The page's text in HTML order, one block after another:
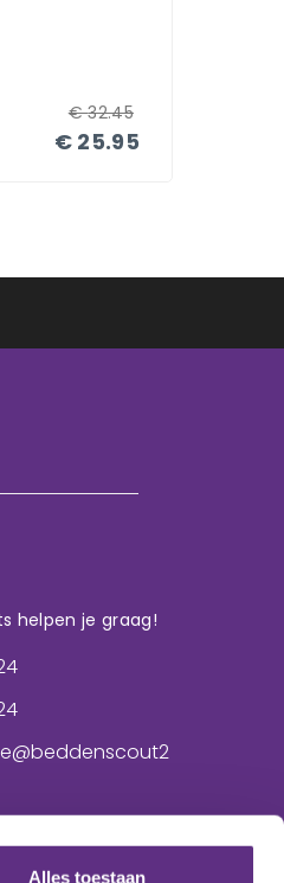
Alles toestaan
€ 25.95
€32.45
helpen je graag!